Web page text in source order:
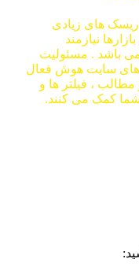
های زیادی
نیازمند
باشد . مسئولیت
های سایت هوش فعال
، فیلتر ها و
شما کمک می کنند.